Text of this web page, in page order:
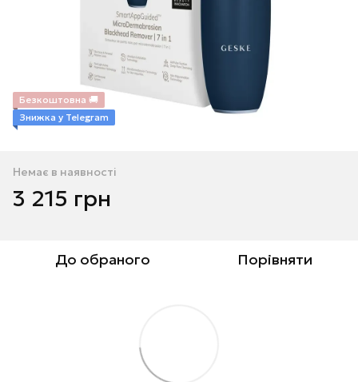
Безкоштовна 🚚
Знижка у Telegram
Немає в наявності
3 215 грн
До обраного Порівняти